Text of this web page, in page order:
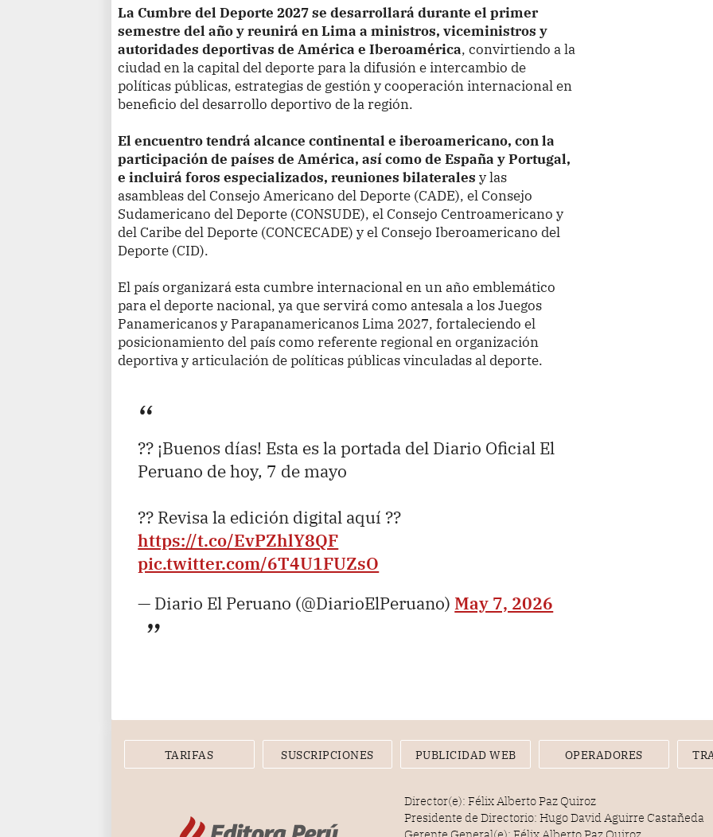
La Cumbre del Deporte 2027 se desarrollará durante el primer
semestre del año y reunirá en Lima a ministros, viceministros y
autoridades deportivas de América e Iberoamérica, convirtiendo a la
ciudad en la capital del deporte para la difusión e intercambio de
políticas públicas, estrategias de gestión y cooperación internacional en
beneficio del desarrollo deportivo de la región.
El encuentro tendrá alcance continental e iberoamericano, con la
participación de países de América, así como de España y Portugal,
e incluirá foros especializados, reuniones bilaterales y las
asambleas del Consejo Americano del Deporte (CADE), el Consejo
Sudamericano del Deporte (CONSUDE), el Consejo Centroamericano y
del Caribe del Deporte (CONCECADE) y el Consejo Iberoamericano del
Deporte (CID).
El país organizará esta cumbre internacional en un año emblemático
para el deporte nacional, ya que servirá como antesala a los Juegos
Panamericanos y Parapanamericanos Lima 2027, fortaleciendo el
posicionamiento del país como referente regional en organización
deportiva y articulación de políticas públicas vinculadas al deporte.
?? ¡Buenos días! Esta es la portada del Diario Oficial El
Peruano de hoy, 7 de mayo
?? Revisa la edición digital aquí ??
https://t.co/EvPZhlY8QF
pic.twitter.com/6T4U1FUZsO
— Diario El Peruano (@DiarioElPeruano) May 7, 2026
TARIFAS SUSCRIPCIONES PUBLICIDAD WEB OPERADORES
Director(e): Félix Alberto Paz Quiroz
Presidente de Directorio: Hugo David Aguirre Castañeda